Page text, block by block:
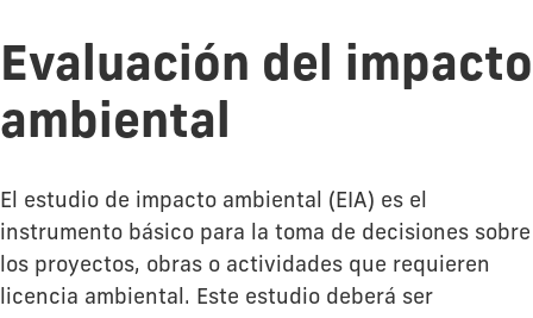
Evaluación del impacto
ambiental
El estudio de impacto ambiental (EIA) es el
instrumento básico para la toma de decisiones sobre
los proyectos, obras o actividades que requieren
licencia ambiental. Este estudio deberá ser